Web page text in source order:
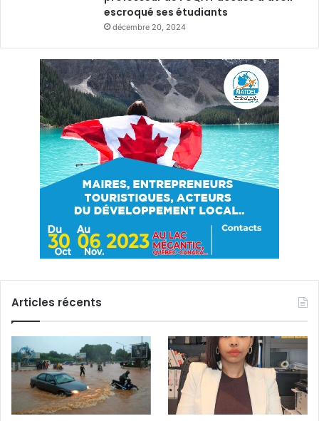
escroqué ses étudiants
décembre 20, 2024
Articles récents